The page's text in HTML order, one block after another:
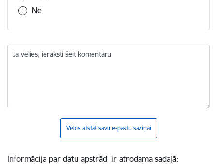
Nē
Ja vēlies, ieraksti šeit komentāru
Vēlos atstāt savu e-pastu saziņai
Informācija par datu apstrādi ir atrodama sadaļā: